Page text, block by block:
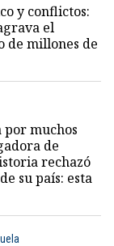
y conflictos:
el
de millones de
por muchos
de
rechazó
su país: esta